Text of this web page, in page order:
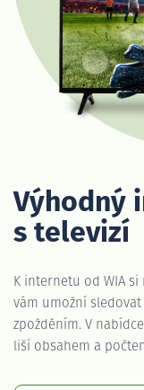
Výhodný
s televizí
K internetu od WIA
vám umožní
zpožděním. V nabídce
liší obsahem a